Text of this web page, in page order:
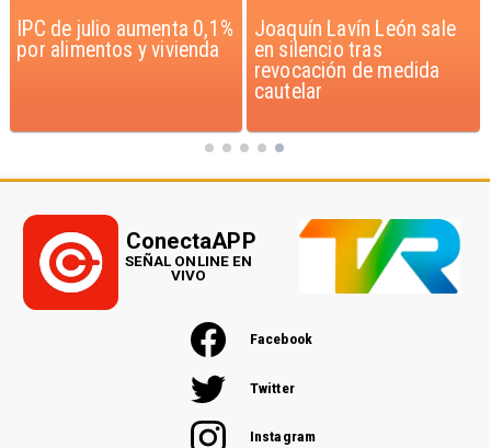
Joaquín Lavín León sale
en silencio tras
Chile y Venezuela
formalizan reinicio de
relaciones consulares
Facebook
Twitter
Instagram
ConectaAPP
SEÑAL ONLINE EN
VIVO